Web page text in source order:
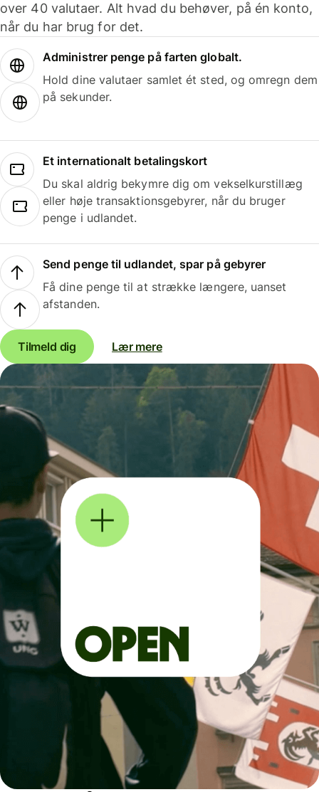
over 40 valutaer. Alt hvad du behøver, på én konto,
når du har brug for det.
Administrer penge på farten globalt.
Hold dine valutaer samlet ét sted, og omregn dem
på sekunder.
Et internationalt betalingskort
Du skal aldrig bekymre dig om vekselkurstillæg
eller høje transaktionsgebyrer, når du bruger
penge i udlandet.
Send penge til udlandet, spar på gebyrer
Få dine penge til at strække længere, uanset
afstanden.
Tilmeld dig Lær mere